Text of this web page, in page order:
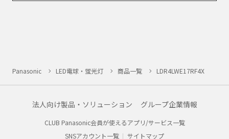
Panasonic LED電球・蛍光灯 商品一覧 LDR4LWE17RF4X
法人向け製品・ソリューション グループ企業情報
CLUB Panasonic会員が使えるアプリ/サービス一覧
SNSアカウント一覧
サイトマップ